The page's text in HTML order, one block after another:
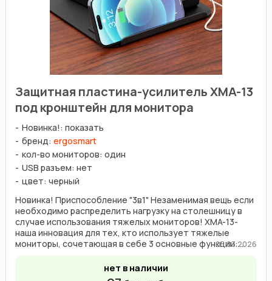
Защитная пластина-усилитель XMA-13
под кронштейн для монитора
Новинка!: показать
бренд: ergosmart
кол-во мониторов: один
USB разъем: нет
цвет: черный
Новинка! Приспособление "3в1" Незаменимая вещь если
необходимо распределить нагрузку на столешницу в
случае использования тяжелых мониторов! XMA-13-
наша инновация для тех, кто использует тяжелые
мониторы, сочетающая в себе 3 основные функции: ...
05.03.2026
нет в наличии